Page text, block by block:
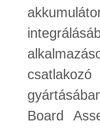
Board